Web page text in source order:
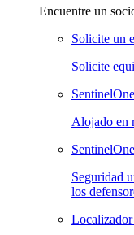
Encuentre un
Solicite un
Solicite
Alojado en
Seguridad
los
Localizador